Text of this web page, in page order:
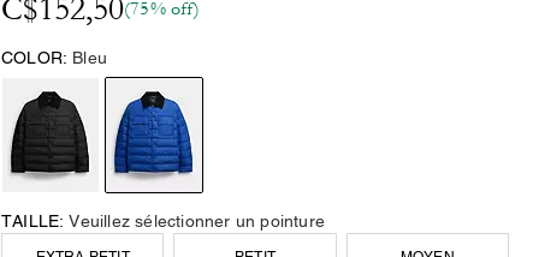
C$152,50(75% off)
COLOR: Bleu
TAILLE: Veuillez sélectionner un pointure